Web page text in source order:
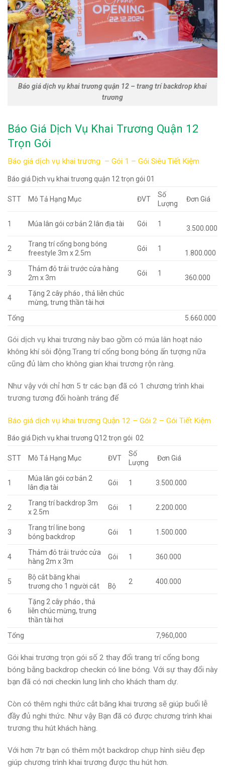
Báo giá dịch vụ khai trương quận 12 – trang trí backdrop khai
trương
Báo Giá Dịch Vụ Khai Trương Quận 12
Trọn Gói
Báo giá dịch vụ khai trương – Gói 1 – Gói Siêu Tiết Kiệm
Báo giá Dịch vụ khai trương quận 12 trọn gói 01
STT Mô Tả Hạng Mục ĐVT
Số
Lượng
Đơn Giá
1 Múa lân gói cơ bản 2 lân địa tài Gói 1
3.500.000
2
Trang trí cổng bong bóng
freestyle 3m x 2.5m
Gói 1
1.800.000
3
Thảm đỏ trải trước cửa hàng
2m x 3m
Gói 1
360.000
4
Tặng 2 cây pháo , thả liễn chúc
mừng, trưng thần tài hơi
Tổng
5.660.000
Gói dịch vụ khai trương này bao gồm có múa lân hoạt náo
không khí sôi động.Trang trí cổng bong bóng ấn tượng nữa
cũng đủ làm cho không gian khai trương rộn ràng.
Như vậy với chỉ hơn 5 tr các bạn đã có 1 chương trình khai
trương tương đối hoành tráng để
Báo giá dịch vụ khai trương Quận 12 – Gói 2 – Gói Tiết Kiệm
Báo giá Dịch vụ khai trương Q12 trọn gói 02
STT Mô Tả Hạng Mục ĐVT
Số
Lượng
Đơn Giá
1
Múa lân gói cơ bản 2
lân địa tài
Gói 1 3.500.000
2
Trang trí backdrop 3m
x 2.5m
Gói 1 2.200.000
3
Trang trí line bong
bóng backdrop
Gói 1 1.500.000
4
Thảm đỏ trải trước cửa
hàng 2m x 3m
Gói 1 360.000
5
Bộ cắt băng khai
trương cho 1 người cắt
Bộ
2 400.000
6
Tặng 2 cây pháo , thả
liễn chúc mừng, trưng
thần tài hơi
Tổng
7,960,000
Gói khai trương trọn gói số 2 thay đổi trang trí cổng bong
bóng bằng backdrop checkin có line bóng. Với sự thay đổi này
bạn đã có nơi checkin lung linh cho khách tham dự.
Còn có thêm nghi thức cắt băng khai trương sẽ giúp buổi lễ
đầy đủ nghi thức. Như vậy Bạn đã có được chương trình khai
trương thu hút khách hàng.
Với hơn 7tr bạn có thêm một backdrop chụp hình siêu đẹp
giúp chương trình khai trương được thu hút hơn.